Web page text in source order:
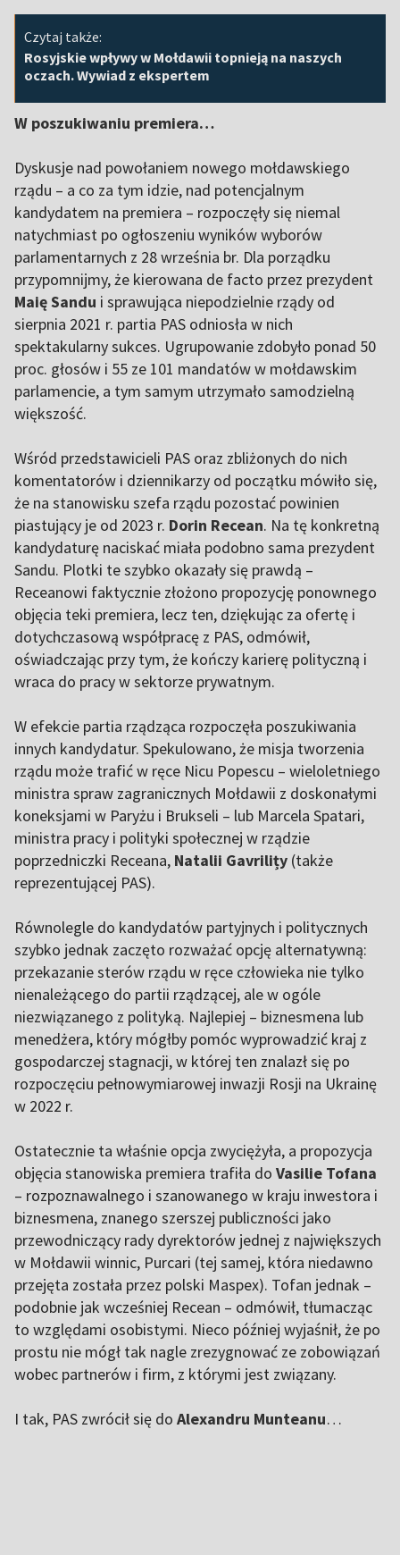
Czytaj także:
Rosyjskie wpływy w Mołdawii topnieją na naszych
oczach. Wywiad z ekspertem
W poszukiwaniu premiera…
Dyskusje nad powołaniem nowego mołdawskiego
rządu – a co za tym idzie, nad potencjalnym
kandydatem na premiera – rozpoczęły się niemal
natychmiast po ogłoszeniu wyników wyborów
parlamentarnych z 28 września br. Dla porządku
przypomnijmy, że kierowana de facto przez prezydent
Maię Sandu i sprawująca niepodzielnie rządy od
sierpnia 2021 r. partia PAS odniosła w nich
spektakularny sukces. Ugrupowanie zdobyło ponad 50
proc. głosów i 55 ze 101 mandatów w mołdawskim
parlamencie, a tym samym utrzymało samodzielną
większość.
Wśród przedstawicieli PAS oraz zbliżonych do nich
komentatorów i dziennikarzy od początku mówiło się,
że na stanowisku szefa rządu pozostać powinien
piastujący je od 2023 r. Dorin Recean. Na tę konkretną
kandydaturę naciskać miała podobno sama prezydent
Sandu. Plotki te szybko okazały się prawdą –
Receanowi faktycznie złożono propozycję ponownego
objęcia teki premiera, lecz ten, dziękując za ofertę i
dotychczasową współpracę z PAS, odmówił,
oświadczając przy tym, że kończy karierę polityczną i
wraca do pracy w sektorze prywatnym.
W efekcie partia rządząca rozpoczęła poszukiwania
innych kandydatur. Spekulowano, że misja tworzenia
rządu może trafić w ręce Nicu Popescu – wieloletniego
ministra spraw zagranicznych Mołdawii z doskonałymi
koneksjami w Paryżu i Brukseli – lub Marcela Spatari,
ministra pracy i polityki społecznej w rządzie
poprzedniczki Receana, Natalii Gavrilițy (także
reprezentującej PAS).
Równolegle do kandydatów partyjnych i politycznych
szybko jednak zaczęto rozważać opcję alternatywną:
przekazanie sterów rządu w ręce człowieka nie tylko
nienależącego do partii rządzącej, ale w ogóle
niezwiązanego z polityką. Najlepiej – biznesmena lub
menedżera, który mógłby pomóc wyprowadzić kraj z
gospodarczej stagnacji, w której ten znalazł się po
rozpoczęciu pełnowymiarowej inwazji Rosji na Ukrainę
w 2022 r.
Ostatecznie ta właśnie opcja zwyciężyła, a propozycja
objęcia stanowiska premiera trafiła do Vasilie Tofana
– rozpoznawalnego i szanowanego w kraju inwestora i
biznesmena, znanego szerszej publiczności jako
przewodniczący rady dyrektorów jednej z największych
w Mołdawii winnic, Purcari (tej samej, która niedawno
przejęta została przez polski Maspex). Tofan jednak –
podobnie jak wcześniej Recean – odmówił, tłumacząc
to względami osobistymi. Nieco później wyjaśnił, że po
prostu nie mógł tak nagle zrezygnować ze zobowiązań
wobec partnerów i firm, z którymi jest związany.
I tak, PAS zwrócił się do Alexandru Munteanu…